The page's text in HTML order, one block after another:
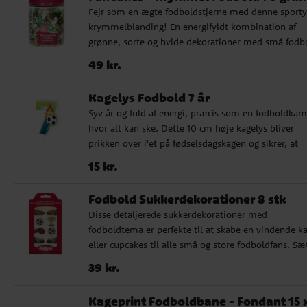
Fejr som en ægte fodboldstjerne med denne sporty
krymmelblanding! En energifyldt kombination af
grønne, sorte og hvide dekorationer med små
sportsfester og temabagning. ✔ Fodboldinspireret
temafester ✔ Indeholder 70 gram Ingredienser:
stivelse (majs, ris, kartoffel, hvede) glukosesirup,
dextrose, delvist hærdet rapsolie, vegetabilsk olie
(kokos, raps), fortykningsmiddel: E413, farvestoffer:
E100, E120, E132, E133, E160a, E171, E172,
E330, overfladebehandlingsmidler: E901, E903,
Kan indeholde spor af gluten, mælk og soja.
Pris :49 kr.
49 kr.
Kagelys Fodbold 7 år
Syv år og fuld af energi, præcis som en
hvor alt kan ske. Dette 10 cm høje kagelys bliver
prikken over i'et på fødselsdagskagen og sikrer, at
kommende fodboldproffer, der elsker at drible,
Pris:15 kr.
15 kr.
Fodbold Sukkerdekorationer 8 stk
Disse detaljerede sukkerdekorationer med
fodboldtema er perfekte til at skabe en vindende
eller cupcakes til alle små og store fodboldfans.
fodboldstøvler, trofæer og andre sporty motiver – alt
Pris :39 kr.
39 kr.
Kageprint Fodboldbane - Fondant 15